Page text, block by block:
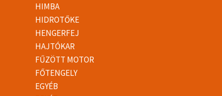
HIMBA
HIDROTŐKE
HENGERFEJ
HAJTÓKAR
FŰZÖTT MOTOR
FŐTENGELY
EGYÉB